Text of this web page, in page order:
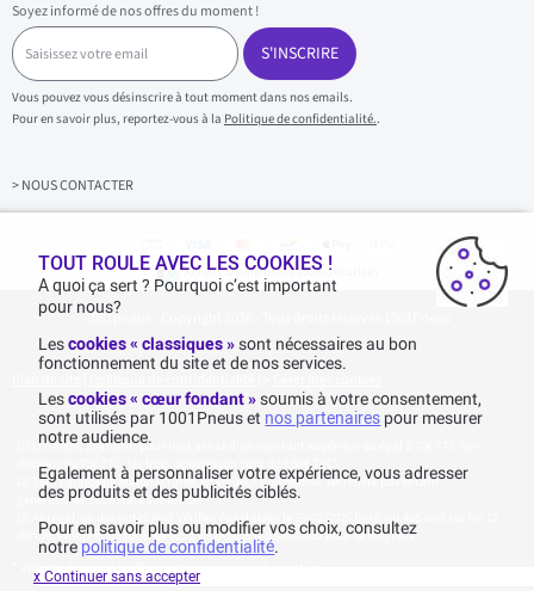
Soyez informé de nos offres du moment !
S
a
i
s
i
s
z
v
S'INSCRIRE
Vous pouvez vous désinscrire à tout moment dans nos emails.
Pour en savoir plus, reportez-vous à la Politique de confidentialité..
> NOUS CONTACTER
Achats & paiements 100% sécurisés
1001pneus - Copyright 2026 - Tous droits réservés 1001Pneus
Livraison gratuite : pour tout achat d'un montant supérieur ou égal à 70€ TTC (en-
dessous de 70€ TTC, les frais de livraison sont de 7,90€ TTC).
Tarif catalogue manufacturier en vigueur non remisé. Ne reflète pas le tarif
généralement constaté sur le site.
Agrégation des notes Avis Vérifiés constatées le 23/02/2026 basé sur 468 avis sur les 12
derniers mois et un total de 623 avis depuis le 03/06/2022 pour la Belgique.
* Voir conditions des offres commerciales en
TOUT ROULE AVEC LES COOKIES !
A quoi ça sert ? Pourquoi c’est important
pour nous?
Lescookies « classiques »sont nécessaires au bon
fonctionnement du site et de nos services.
Lescookies « cœur fondant » soumis à votre consentement,
sont utilisés par 1001Pneus et nos partenaires pour mesurer
notre audience.
Egalement à personnaliser votre expérience, vous adresser
des produits et des publicités ciblés.
Pour en savoir plus ou modifier vos choix, consultez
notre politique de confidentialité.
x Continuer sans accepter